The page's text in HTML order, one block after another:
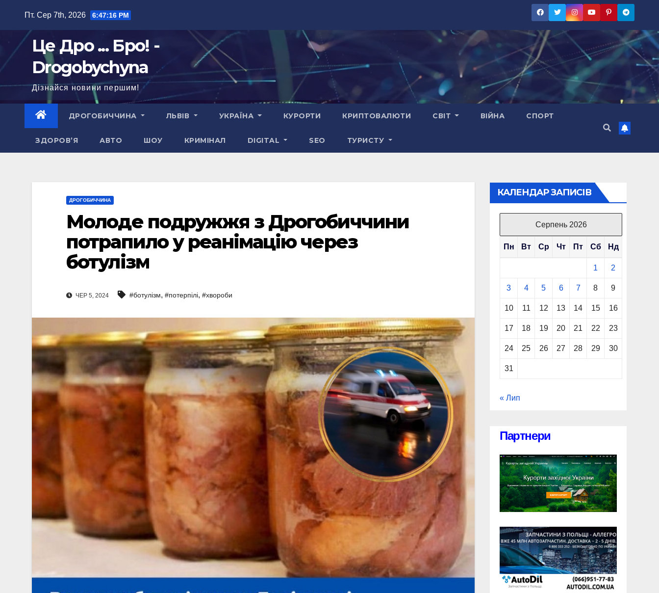
Пт. Сер 7th, 2026 6:47:17 PM
Це Дро ... Бро! -
Drogobychyna
Дізнайся новини першим!
ДРОГОБИЧЧИНА ЛЬВІВ УКРАЇНА КУРОРТИ КРИПТОВАЛЮТИ СВІТ ВІЙНА СПОРТ
ЗДОРОВ’Я АВТО ШОУ КРИМІНАЛ DIGITAL SEO ТУРИСТУ
ДРОГОБИЧЧИНА
Молоде подружжя з Дрогобиччини
потрапило у реанімацію через
ботулізм
ЧЕР 5, 2024 #ботулізм, #потерпілі, #хвороби
КАЛЕНДАР ЗАПИСІВ
Серпень 2026
Пн Вт Ср Чт Пт Сб Нд
1 2
3 4 5 6 7 8 9
10 11 12 13 14 15 16
17 18 19 20 21 22 23
24 25 26 27 28 29 30
31
« Лип
Партнери